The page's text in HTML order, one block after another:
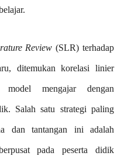
Review (SLR) terhadap
ditemukan korelasi linier
mengajar dengan
Salah satu strategi paling
dan tantangan ini adalah
pada peserta didik